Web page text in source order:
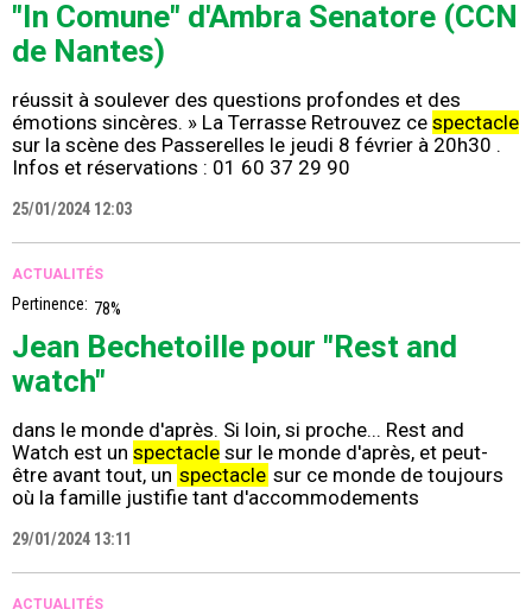
"In Comune" d'Ambra Senatore (CCN
de Nantes)
réussit à soulever des questions profondes et des
émotions sincères. » La Terrasse Retrouvez ce spectacle
sur la scène des Passerelles le jeudi 8 février à 20h30 .
Infos et réservations : 01 60 37 29 90
25/01/2024 12:03
ACTUALITÉS
Pertinence: 78%
Jean Bechetoille pour "Rest and
watch"
dans le monde d'après. Si loin, si proche... Rest and
Watch est un spectacle sur le monde d'après, et peut-
être avant tout, un spectacle sur ce monde de toujours
où la famille justifie tant d'accommodements
29/01/2024 13:11
ACTUALITÉS